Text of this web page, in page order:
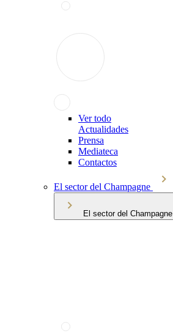
Ver todo
Actualidades
Prensa
Mediateca
Contactos
El sector del Champagne
El sector del Champagne